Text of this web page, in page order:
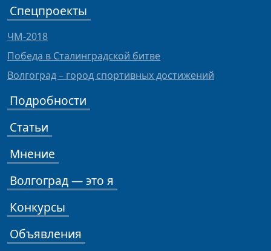
Спецпроекты
ЧМ-2018
Победа в Сталинградской битве
Волгоград – город спортивных достижений
Подробности
Статьи
Мнение
Волгоград — это я
Конкурсы
Объявления